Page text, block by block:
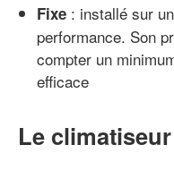
Fixe : installé sur
performance. Son
compter un
efficace
Le